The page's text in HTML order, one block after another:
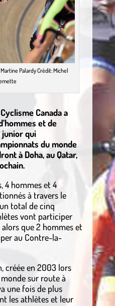
Palardy Crédit: Michel
Canada a
et de
junior qui
du monde
à Doha, au Qatar,
4 hommes et 4
à travers le
total de cinq
vont participer
que 2 hommes et
au Contre-la-
créée en 2003 lors
sur route à
une fois de plus
les athlètes et leur